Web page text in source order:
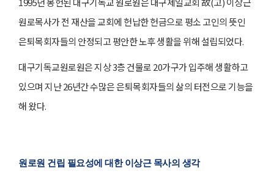
원로목사가 전 재산을 교회에 헌납한 헌금으로 평소 고인의 뜻인
은퇴목회자들의 안정되고 평안한 노후 생활을 위해 설립되었다.
대구기독교원로원은 지상 3층 건물로 20가구가 입주해 생활하고
있으며 지난 26년간 수많은 은퇴목회자들의 삶의 터전으로 기능을
해 왔다.
원로원 건립 필요성에 대한 이상근 목사의 생각